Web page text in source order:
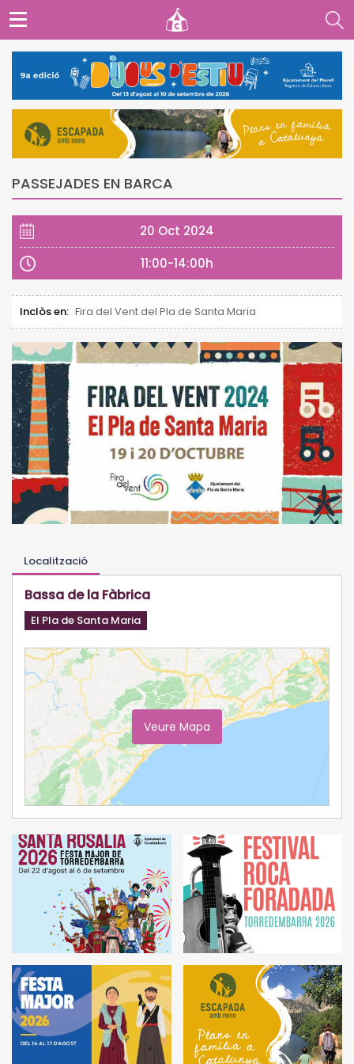
PASSEJADES EN BARCA
20 Oct 2024
11:00-14:00h
Inclòs en: Fira del Vent del Pla de Santa Maria
Localització
Bassa de la Fàbrica
El Pla de Santa Maria
Veure Mapa